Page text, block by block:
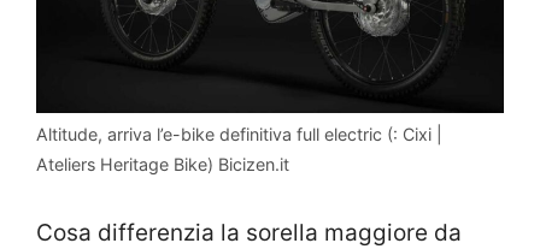
Altitude, arriva l’e-bike definitiva full electric (: Cixi |
Ateliers Heritage Bike) Bicizen.it
Cosa differenzia la sorella maggiore da